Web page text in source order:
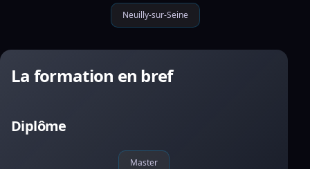
Neuilly-sur-Seine
La formation en bref
Diplôme
Master